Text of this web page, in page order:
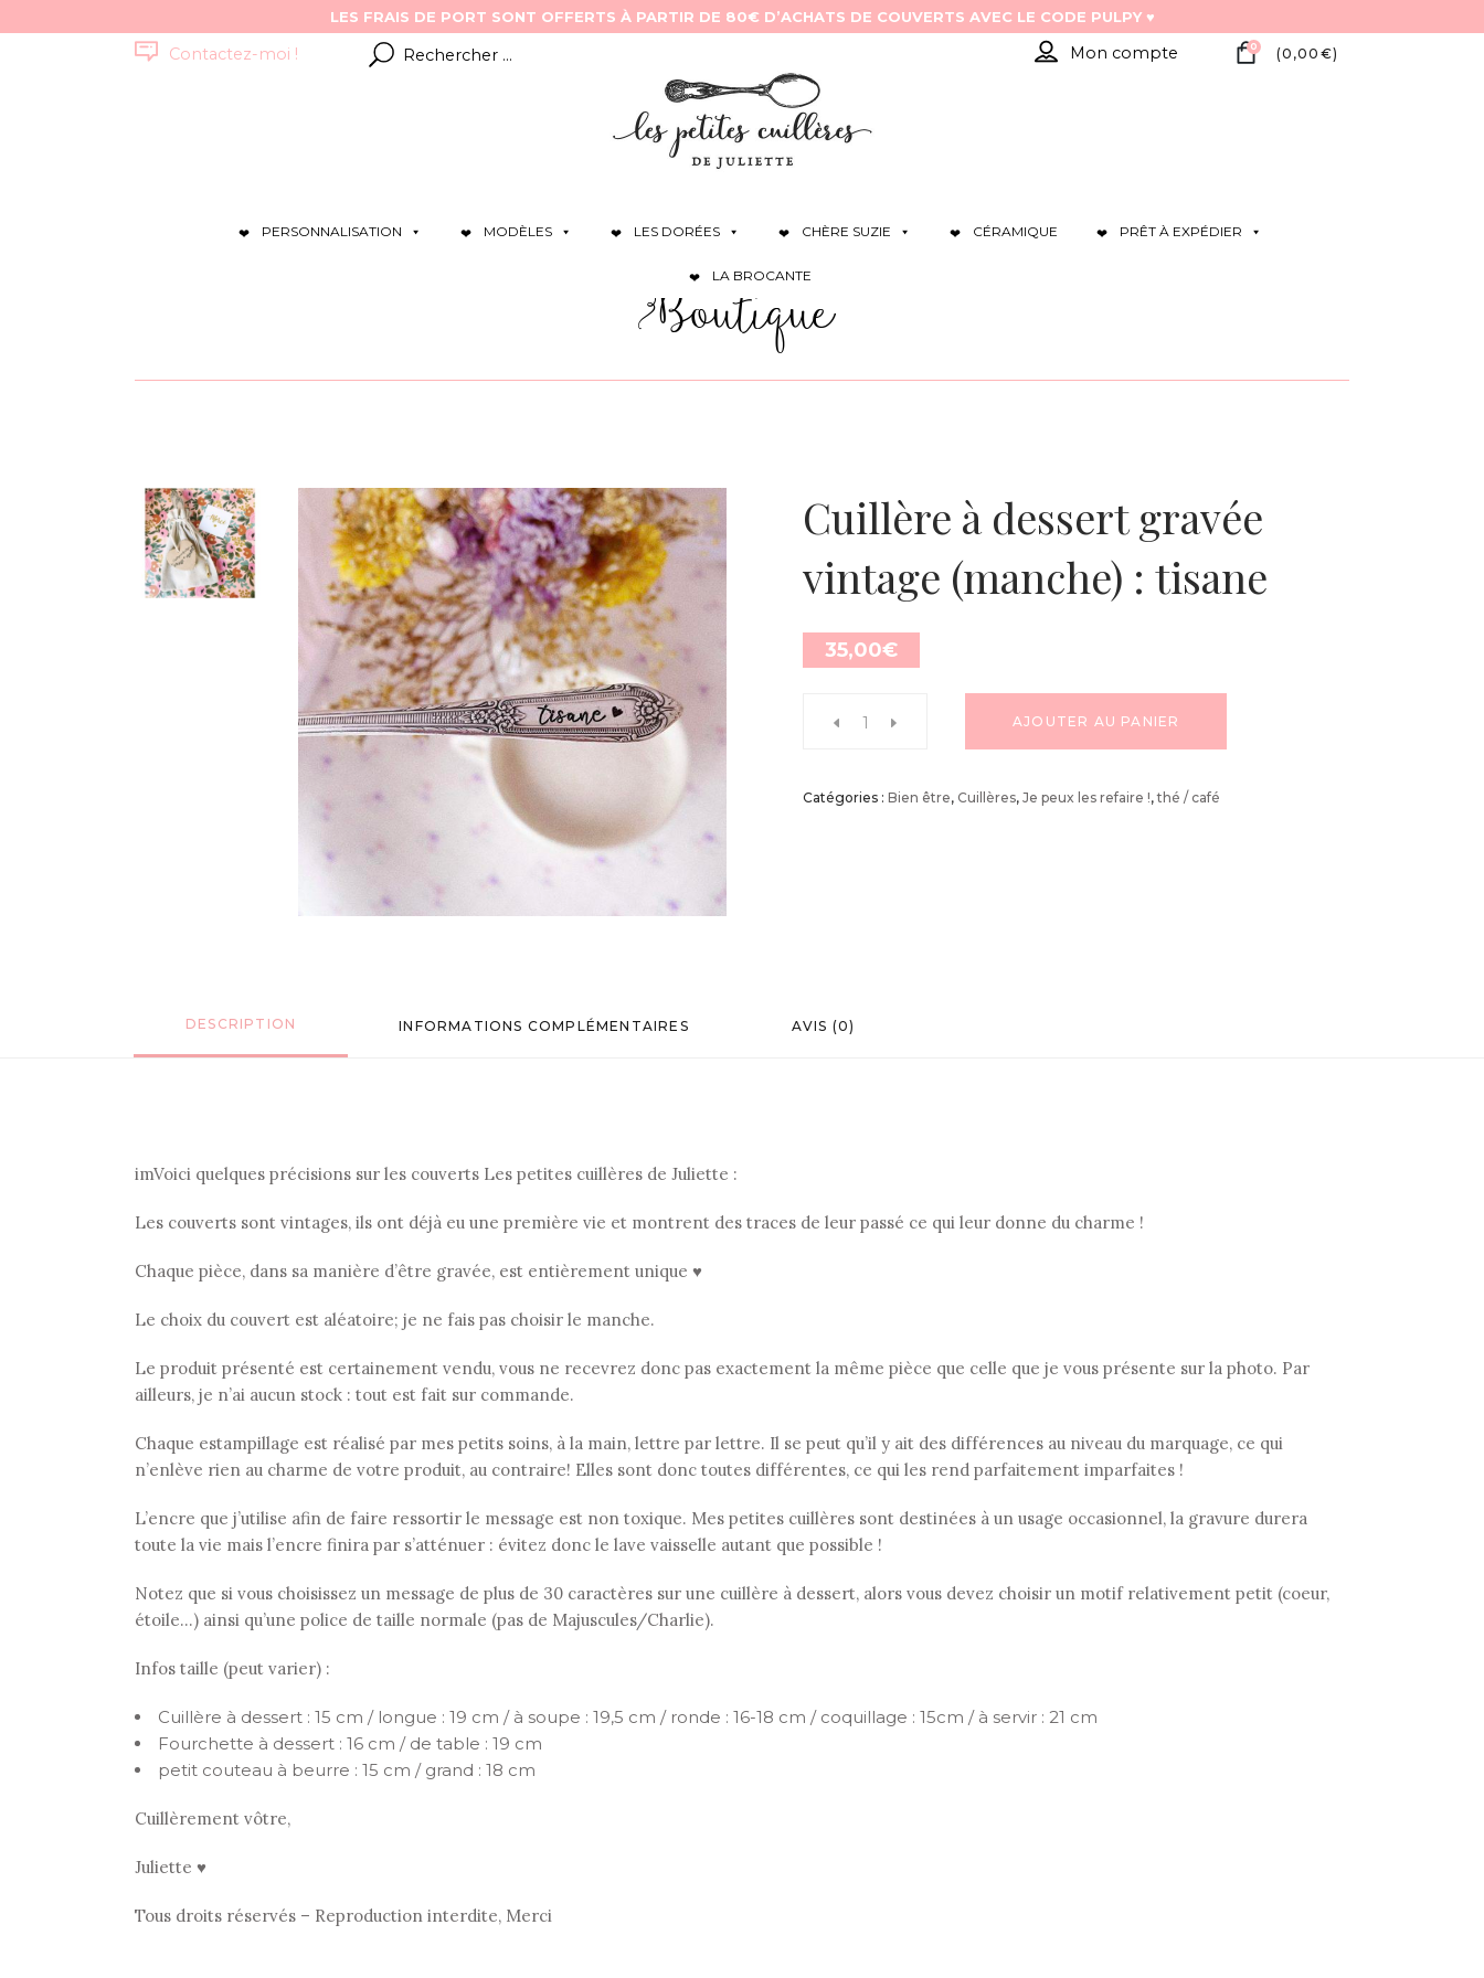
Contactez-moi !
Résultats
pour
Mon compte 0 (0,00 €)
PERSONNALISATION MODÈLES LES DORÉES CHÈRE SUZIE CÉRAMIQUE PRÊT À EXPÉDIER
LA BROCANTE
Boutique
Cuillère à dessert gravée
vintage (manche) : tisane
35,00€
AJOUTER AU PANIER
Catégories : Bien être, Cuillères, Je peux les refaire !,thé / café
DESCRIPTION INFORMATIONS COMPLÉMENTAIRES AVIS (0)
imVoici quelques précisions sur les couverts Les petites cuillères de Juliette :
Les couverts sont vintages, ils ont déjà eu une première vie et montrent des traces de leur passé ce qui leur donne du charme !
Chaque pièce, dans sa manière d’être gravée, est entièrement unique ♥
Le choix du couvert est aléatoire; je ne fais pas choisir le manche.
Le produit présenté est certainement vendu, vous ne recevrez donc pas exactement la même pièce que celle que je vous présente sur la photo. Par
ailleurs, je n’ai aucun stock : tout est fait sur commande.
Chaque estampillage est réalisé par mes petits soins, à la main, lettre par lettre. Il se peut qu’il y ait des différences au niveau du marquage, ce qui
n’enlève rien au charme de votre produit, au contraire! Elles sont donc toutes différentes, ce qui les rend parfaitement imparfaites !
L’encre que j’utilise afin de faire ressortir le message est non toxique. Mes petites cuillères sont destinées à un usage occasionnel, la gravure durera
toute la vie mais l’encre finira par s’atténuer : évitez donc le lave vaisselle autant que possible !
Notez que si vous choisissez un message de plus de 30 caractères sur une cuillère à dessert, alors vous devez choisir un motif relativement petit (coeur,
étoile…) ainsi qu’une police de taille normale (pas de Majuscules/Charlie).
Infos taille (peut varier) :
Cuillère à dessert : 15 cm / longue : 19 cm / à soupe : 19,5 cm / ronde : 16-18 cm / coquillage : 15cm / à servir : 21 cm
Fourchette à dessert : 16 cm / de table : 19 cm
petit couteau à beurre : 15 cm / grand : 18 cm
Cuillèrement vôtre,
Juliette ♥
Tous droits réservés – Reproduction interdite, Merci